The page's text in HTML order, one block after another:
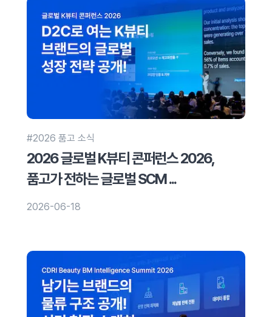
#2026 품고 소식
2026 글로벌 K뷰티 콘퍼런스 2026,
품고가 전하는 글로벌 SCM ...
2026-06-18